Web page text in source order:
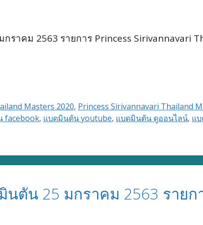
ราคม 2563 รายการ Princess Sirivannavari
Masters 2020, Princess Sirivannavari Thailand
facebook, แบดมินตัน youtube, แบดมินตัน ดูออนไลน์, แ
ตัน 25 มกราคม 2563 รายก